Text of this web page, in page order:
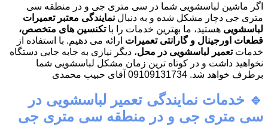
اگر ماشین لباسشویی شما در سی متری جی و در منطقه سی
متری جی دچار مشکل شده و به دنبال نمایندگی معتبر تعمیرات
لباسشویی هستید، ما بهترین خدمات را باتکنسین های متخصص،
قطعات اورجینال و گارانتی تعمیرات ارائه می دهیم. با استفاده از
خدماتتعمیر لباسشویی در محل، دیگر نیازی به جابه جایی دستگاه
نخواهید داشت و در کوتاه ترین زمان مشکل لباسشویی شما
برطرف خواهد شد. 09109131734 آقای حبیب محمدی
🔹 خدمات نمایندگی تعمیر لباسشویی در
سی متری جی و در منطقه سی متری جی